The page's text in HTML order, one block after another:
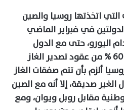
اتخذتها روسيا والصين
في فبراير الماضي
باستخدام اليورو، حتى مع الدول
الأوروبية تم تغيير أكثر من 60 % من عقود تصدير الغاز
ألزم بأن تتم صفقات الغاز
الغير صديقة، إلا أنه مع الصين
مقابل روبل ويوان، ومع